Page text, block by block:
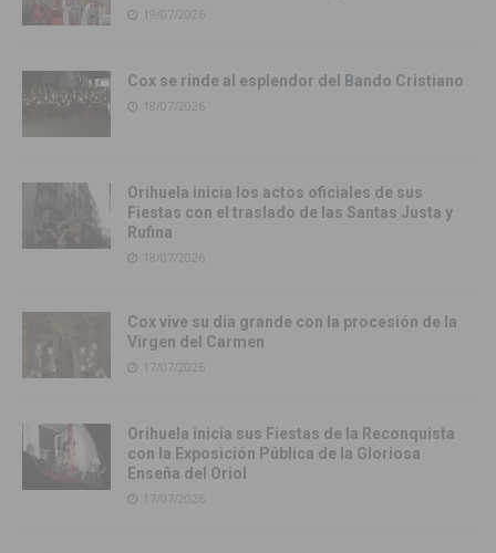
19/07/2026
Cox se rinde al esplendor del Bando Cristiano
18/07/2026
Orihuela inicia los actos oficiales de sus
Fiestas con el traslado de las Santas Justa y
Rufina
18/07/2026
Cox vive su día grande con la procesión de la
Virgen del Carmen
17/07/2026
Orihuela inicia sus Fiestas de la Reconquista
con la Exposición Pública de la Gloriosa
Enseña del Oriol
17/07/2026